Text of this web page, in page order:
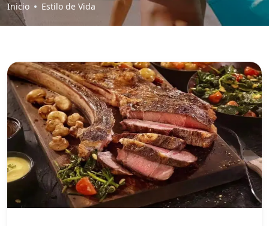
Inicio Estilo de Vida